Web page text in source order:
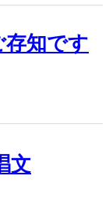
存知です
文